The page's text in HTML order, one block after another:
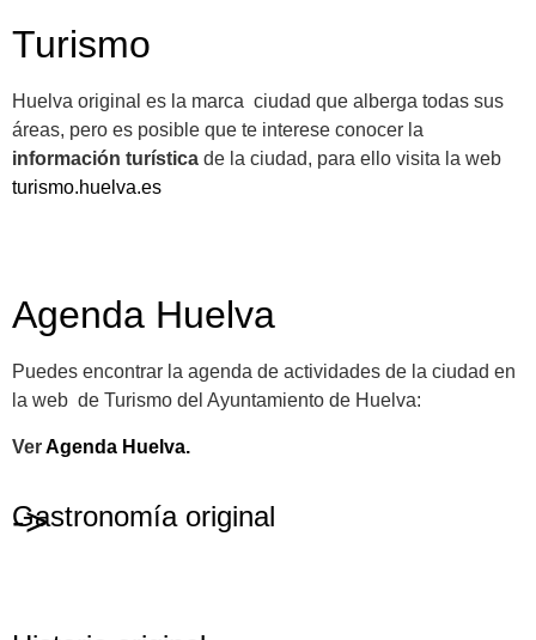
Turismo
Huelva original es la marca ciudad que alberga todas sus
áreas, pero es posible que te interese conocer la
información turística de la ciudad, para ello visita la web
turismo.huelva.es
Agenda Huelva
Puedes encontrar la agenda de actividades de la ciudad en
la web de Turismo del Ayuntamiento de Huelva:
VerAgenda Huelva.
Gastronomía original
->